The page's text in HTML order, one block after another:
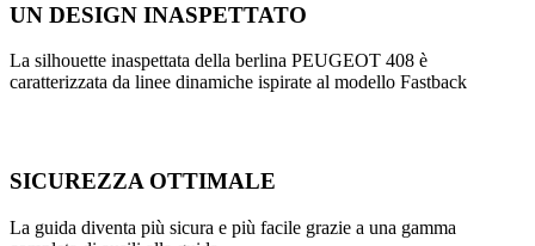
UN DESIGN INASPETTATO
La silhouette inaspettata della berlina PEUGEOT 408 è
caratterizzata da linee dinamiche ispirate al modello Fastback
SICUREZZA OTTIMALE
La guida diventa più sicura e più facile grazie a una gamma